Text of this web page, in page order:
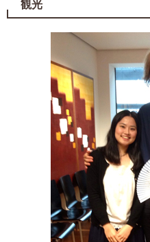
観光